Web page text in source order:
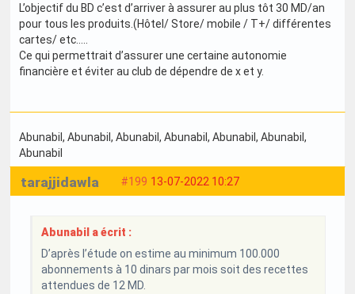
L’objectif du BD c’est d’arriver à assurer au plus tôt 30 MD/an
pour tous les produits.(Hôtel/ Store/ mobile / T+/ différentes
cartes/ etc…..
Ce qui permettrait d’assurer une certaine autonomie
financière et éviter au club de dépendre de x et y.
Abunabil , Abunabil , Abunabil , Abunabil , Abunabil , Abunabil ,
Abunabil
#199 13-07-2022 10:27
tarajjidawla
Abunabil a écrit :
D’après l’étude on estime au minimum 100.000
abonnements à 10 dinars par mois soit des recettes
attendues de 12 MD.